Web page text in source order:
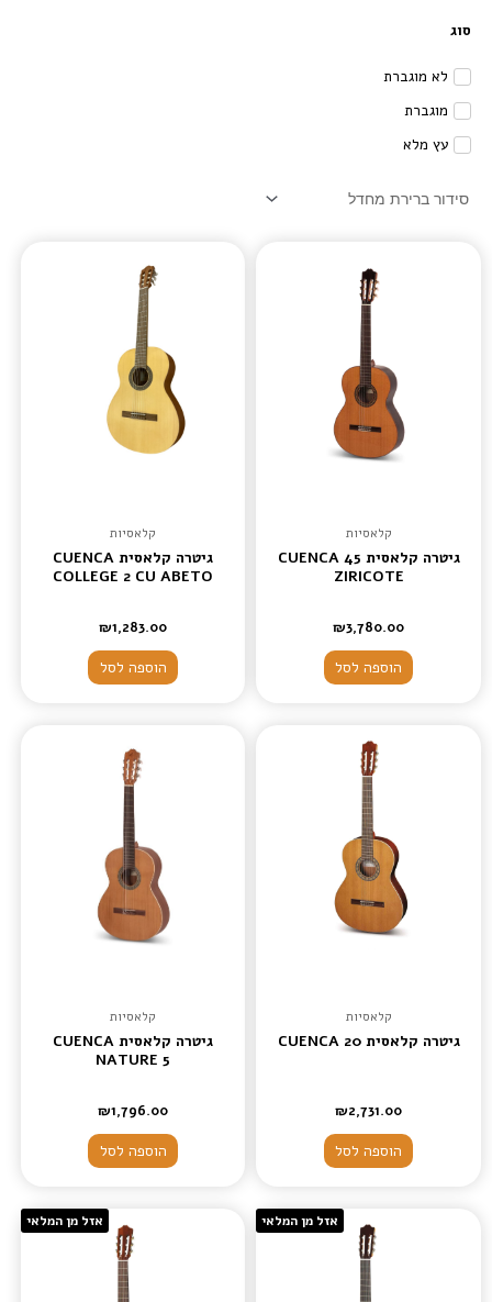
סוג
לא מוגברת
מוגברת
עץ מלא
אזל מן המלאי
קלאסיות
גיטרה קלאסית CUENCA 45
ZIRICOTE
₪3,780.00
הוספה לסל
קלאסיות
גיטרה קלאסית CUENCA
COLLEGE 2 CU ABETO
₪1,283.00
הוספה לסל
אזל מן המלאי
קלאסיות
גיטרה קלאסית CUENCA 20
₪2,731.00
הוספה לסל
קלאסיות
גיטרה קלאסית CUENCA
NATURE 5
₪1,796.00
הוספה לסל